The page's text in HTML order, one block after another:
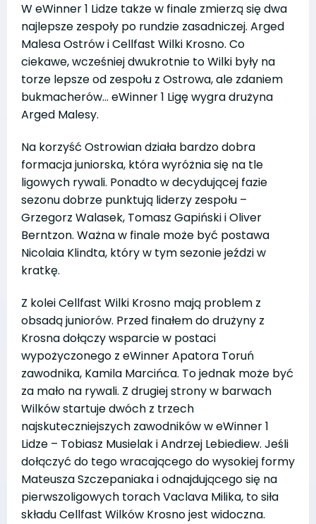
W eWinner 1 Lidze także w finale zmierzą się dwa
najlepsze zespoły po rundzie zasadniczej. Arged
Malesa Ostrów i Cellfast Wilki Krosno. Co
ciekawe, wcześniej dwukrotnie to Wilki były na
torze lepsze od zespołu z Ostrowa, ale zdaniem
bukmacherów… eWinner 1 Ligę wygra drużyna
Arged Malesy.
Na korzyść Ostrowian działa bardzo dobra
formacja juniorska, która wyróżnia się na tle
ligowych rywali. Ponadto w decydującej fazie
sezonu dobrze punktują liderzy zespołu –
Grzegorz Walasek, Tomasz Gapiński i Oliver
Berntzon. Ważna w finale może być postawa
Nicolaia Klindta, który w tym sezonie jeździ w
kratkę.
Z kolei Cellfast Wilki Krosno mają problem z
obsadą juniorów. Przed finałem do drużyny z
Krosna dołączy wsparcie w postaci
wypożyczonego z eWinner Apatora Toruń
zawodnika, Kamila Marcińca. To jednak może być
za mało na rywali. Z drugiej strony w barwach
Wilków startuje dwóch z trzech
najskuteczniejszych zawodników w eWinner 1
Lidze – Tobiasz Musielak i Andrzej Lebiediew. Jeśli
dołączyć do tego wracającego do wysokiej formy
Mateusza Szczepaniaka i odnajdującego się na
pierwszoligowych torach Vaclava Milika, to siła
składu Cellfast Wilków Krosno jest widoczna.